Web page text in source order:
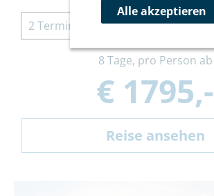
2 Termine à 8 Tage
8 Tage, pro Person ab
€ 1795,-
Reise ansehen
Alle akzeptieren